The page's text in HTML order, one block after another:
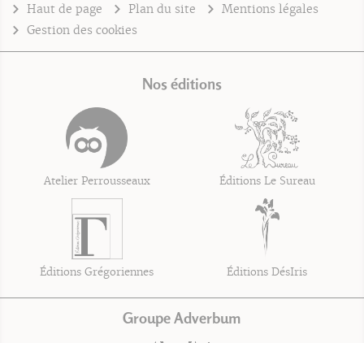
Haut de page Plan du site
Mentions légales
Gestion des cookies
Nos éditions
Atelier Perrousseaux Éditions Le Sureau
Éditions Grégoriennes Éditions DésIris
Groupe Adverbum